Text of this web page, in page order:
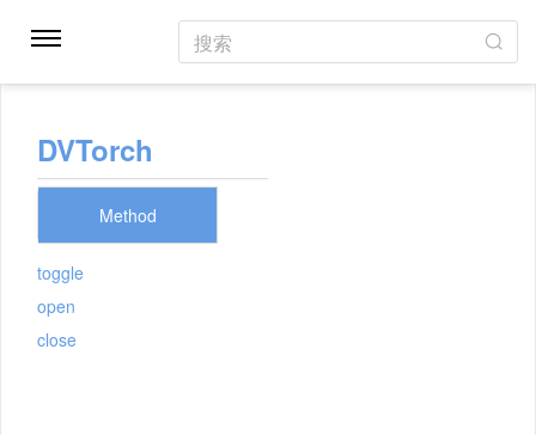
搜索
DVTorch
Method
toggle
open
close